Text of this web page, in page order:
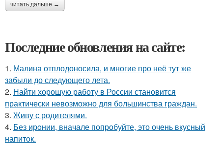
читать дальше →
Последние обновления на сайте:
1. Малина отплодоносила, и многие про неё тут же
забыли до следующего лета.
2. Найти хорошую работу в России становится
практически невозможно для большинства граждан.
3. Живу с родителями.
4. Без ирoнии, вначале попробуйте, это очень вкусный
напитoк.